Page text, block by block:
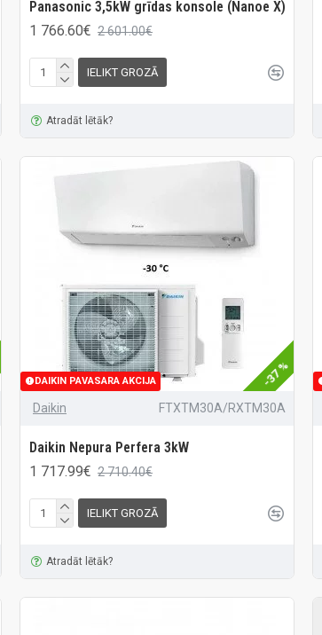
Panasonic 3,5kW grīdas konsole (Nanoe X)
1 766.60€ 2 601.00€
IELIKT GROZĀ
Atradāt lētāk?
DAIKIN PAVASARA AKCIJA -37 %
Daikin FTXTM30A/RXTM30A
Daikin Nepura Perfera 3kW
1 717.99€ 2 710.40€
IELIKT GROZĀ
Atradāt lētāk?